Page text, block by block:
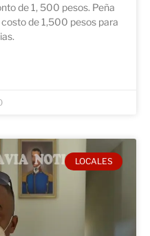
de 1, 500 pesos. Peña
de 1,500 pesos para
LOCALES